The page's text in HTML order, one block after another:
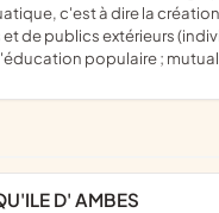
c'est à dire la
de publics extérieurs
populaire ;
D' AMBES